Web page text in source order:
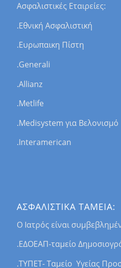
Ασφαλιστικές Εταιρείες:
.Εθνική Ασφαλιστική
.Ευρωπαικη Πίστη
.Generali
.Allianz
.Μetlife
.Μedisystem για Βελονισμό
.Interamerican
ΑΣΦΑΛΙΣΤΙΚΑ ΤΑΜΕΙΑ:
Ο Ιατρός είναι
.ΕΔΟΕΑΠ-ταμείο
.ΤΥΠΕΤ- Ταμείο Υγείας